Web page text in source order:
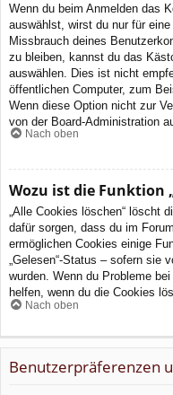
Wenn du beim Anmelden das
auswählst, wirst du nur für
Missbrauch deines
zu bleiben, kannst du das
auswählen. Dies ist nicht
öffentlichen Computer, zum
Wenn diese Option nicht zur
von der Board-Administration
Nach oben
Wozu ist die Funktion
„Alle Cookies löschen“ löscht
dafür sorgen, dass du im
ermöglichen Cookies einige
„Gelesen“-Status – sofern sie
wurden. Wenn du Probleme
helfen, wenn du die Cookies
Nach oben
Benutzerpräferenzen